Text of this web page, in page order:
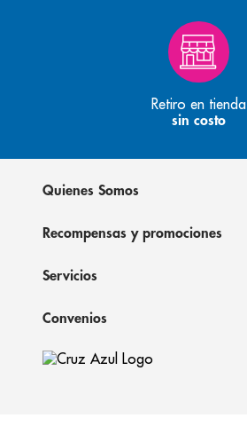
Retiro en tienda
sin costo
Quienes Somos
Recompensas y promociones
Servicios
Convenios